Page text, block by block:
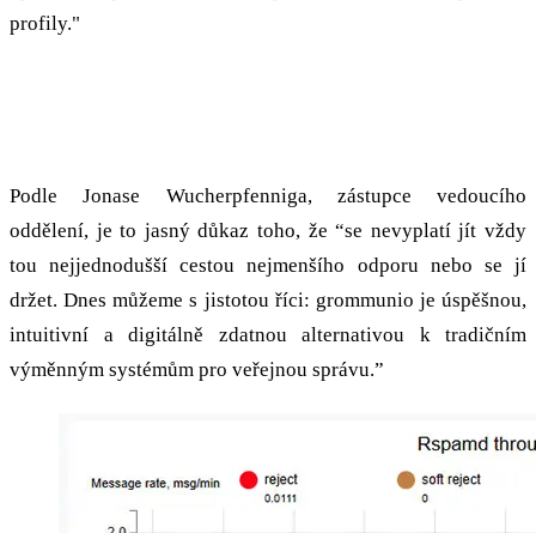
profily."
Podle Jonase Wucherpfenniga, zástupce vedoucího
oddělení, je to jasný důkaz toho, že “se nevyplatí jít vždy
tou nejjednodušší cestou nejmenšího odporu nebo se jí
držet. Dnes můžeme s jistotou říci: grommunio je úspěšnou,
intuitivní a digitálně zdatnou alternativou k tradičním
výměnným systémům pro veřejnou správu.”